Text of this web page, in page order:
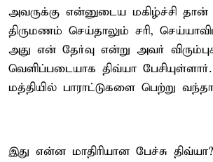
அவருக்கு என்னுடைய மகிழ்ச்சி தான்
திருமணம் செய்தாலும் சரி,
அது என் தேர்வு என்று அவர்
வெளிப்படையாக திவ்யா பேசியுள்ளார்.
மத்தியில் பாராட்டுகளை பெற்று
இது என்ன மாதிரியான பேச்சு